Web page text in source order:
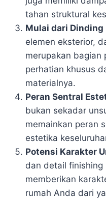
tahan struktural
Mulai dari Dinding
elemen eksterior,
merupakan bagian
perhatian khusus
materialnya.
Peran Sentral
bukan sekadar
memainkan peran
estetika
Potensi Karakter
dan detail finishing
memberikan
rumah Anda dari